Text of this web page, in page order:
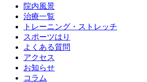
院内風景
治療一覧
トレーニング・ストレッチ
スポーツはり
よくある質問
アクセス
お知らせ
コラム